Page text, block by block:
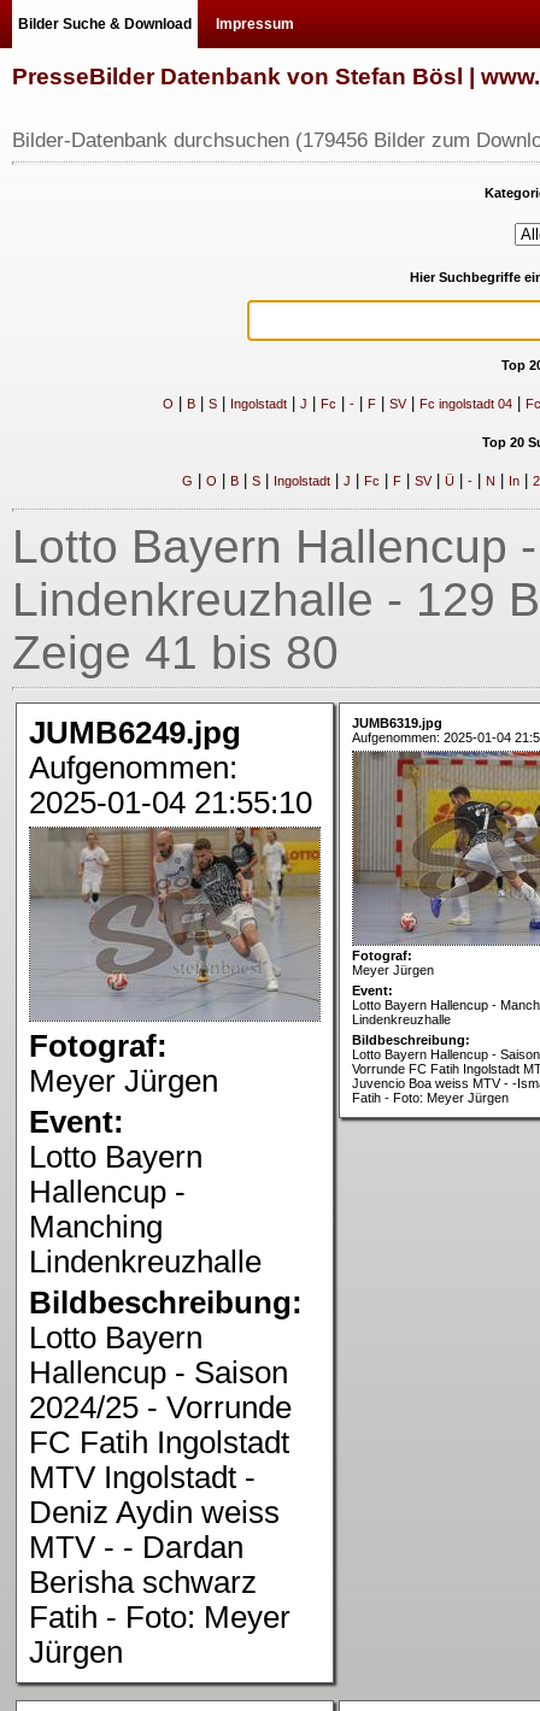
Bilder Suche & Download Impressum
PresseBilder Datenbank von Stefan Bösl |
Bilder-Datenbank durchsuchen (179456 Bilder zum
Hier Suchbegriffe
Top
O B| S| Ingolstadt| J Fc -| F| SV| Fc ingolstadt 04|
Top 20
G O B| S| Ingolstadt| J Fc F| SV| Ü| -| N In| 2
Lotto Bayern Hallencup
Lindenkreuzhalle - 129
Zeige 41 bis 80
JUMB6249.jpg
Aufgenommen:
2025-01-04 21:55:10
Fotograf:
Meyer Jürgen
Event:
Lotto Bayern
Hallencup -
Manching
Lindenkreuzhalle
Bildbeschreibung:
Lotto Bayern
Hallencup - Saison
2024/25 - Vorrunde
FC Fatih Ingolstadt
MTV Ingolstadt -
Deniz Aydin weiss
MTV - - Dardan
Berisha schwarz
Fatih - Foto: Meyer
Jürgen
JUMB6319.jpg
Aufgenommen: 2025-01-04
Fotograf:
Meyer Jürgen
Event:
Lotto Bayern Hallencup -
Lindenkreuzhalle
Bildbeschreibung:
Lotto Bayern Hallencup -
Vorrunde FC Fatih Ingolstadt
Juvencio Boa weiss MTV - -
Fatih - Foto: Meyer Jürgen